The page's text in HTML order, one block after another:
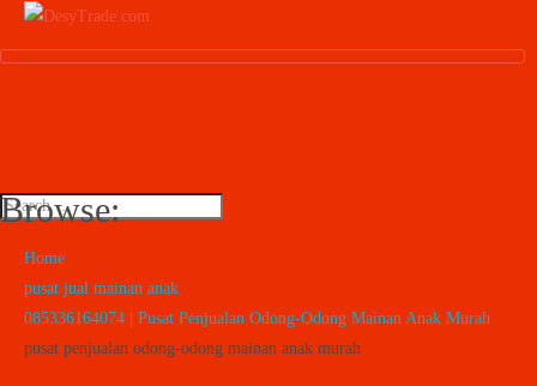
Browse:
Home
pusat jual mainan anak
085336164074 | Pusat Penjualan Odong-Odong Mainan Anak Murah
pusat penjualan odong-odong mainan anak murah